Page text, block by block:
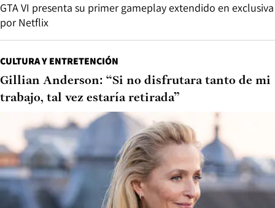
GTA VI presenta su primer gameplay extendido en exclusiva
por Netflix
CULTURA Y ENTRETENCIÓN
Gillian Anderson: “Si no disfrutara tanto de mi
trabajo, tal vez estaría retirada”